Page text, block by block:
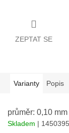
ZEPTAT SE
Varianty Popis
průměr: 0,10 mm
Skladem | 1450395